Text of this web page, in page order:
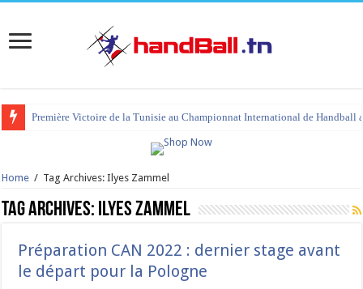
Première Victoire de la Tunisie au Championnat International de Handball
Home / Tag Archives: Ilyes Zammel
Tag Archives: Ilyes Zammel
Préparation CAN 2022 : dernier stage avant
le départ pour la Pologne